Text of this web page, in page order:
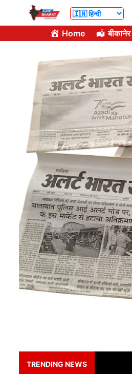
Home बीकानेर
TRENDING NEWS8 वर्षों से भरोसे